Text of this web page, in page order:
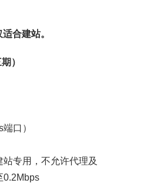
合建站。
）
口）
专用，不允许代理及
0.2Mbps